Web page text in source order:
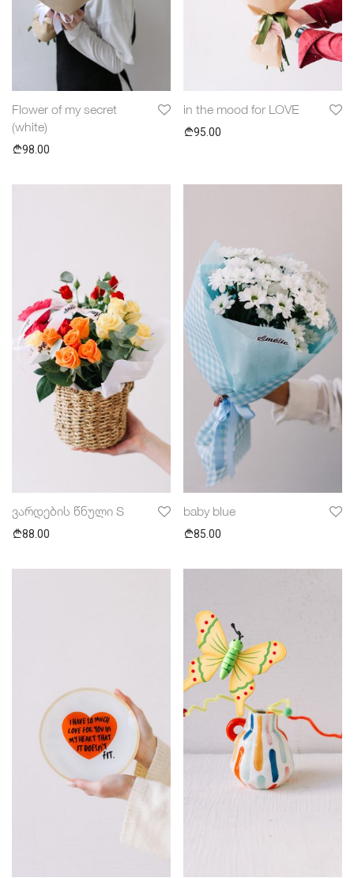
Flower of my secret
(white)
98.00
in the mood for LOVE
95.00
ვარდების წნული S
88.00
baby blue
85.00